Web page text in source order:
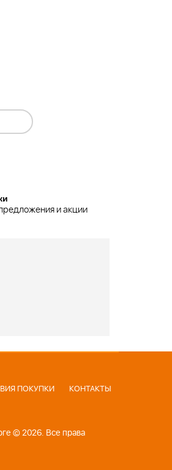
и акции
ПОКУПКИ КОНТАКТЫ
© 2026. Все права